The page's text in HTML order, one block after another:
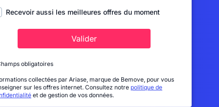
Recevoir aussi les meilleures offres du moment
Valider
obligatoires
collectées par Ariase, marque de Bemove, pour vous
sur les offres internet. Consultez notre politique de
et de gestion de vos données.